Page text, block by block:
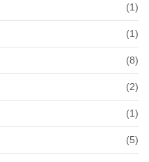
(1)
(1)
(8)
(2)
(1)
(5)